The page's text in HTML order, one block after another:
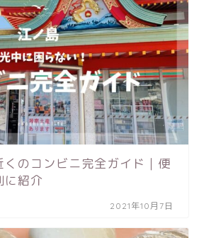
くのコンビニ完全ガイド｜便
に紹介
2021年10月7日